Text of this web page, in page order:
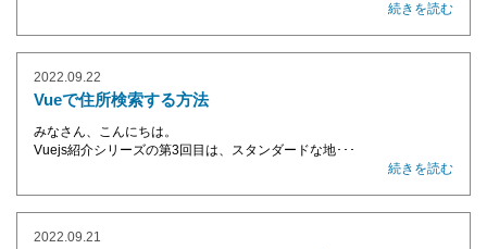
続きを読む
2022.09.22
Vueで住所検索する方法
みなさん、こんにちは。
Vuejs紹介シリーズの第3回目は、スタンダードな地･･･
続きを読む
2022.09.21